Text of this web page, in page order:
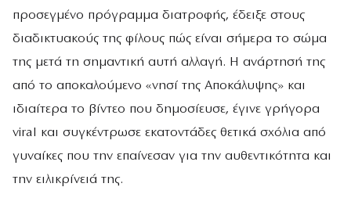
προσεγμένο πρόγραμμα διατροφής, έδειξε στους
διαδικτυακούς της φίλους πώς είναι σήμερα το σώμα
της μετά τη σημαντική αυτή αλλαγή. Η ανάρτησή της
από το αποκαλούμενο «νησί της Αποκάλυψης» και
ιδιαίτερα το βίντεο που δημοσίευσε, έγινε γρήγορα
viral και συγκέντρωσε εκατοντάδες θετικά σχόλια από
γυναίκες που την επαίνεσαν για την αυθεντικότητα και
την ειλικρίνειά της.